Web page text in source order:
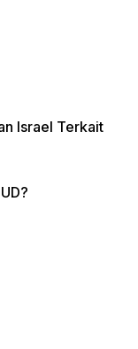
Israel Terkait